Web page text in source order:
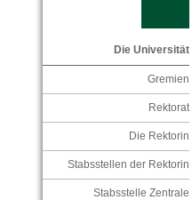
Die Universität
Gremien
Rektorat
Die Rektorin
Stabsstellen der Rektorin
Stabsstelle Zentrale